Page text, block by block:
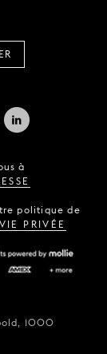
à
politique de
VIE PRIVÉE
1000